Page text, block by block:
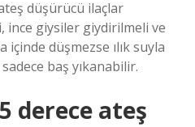
düşürücü ilaçlar
ince giysiler giydirilmeli ve
içinde düşmezse ılık suyla
baş yıkanabilir.
derece ateş